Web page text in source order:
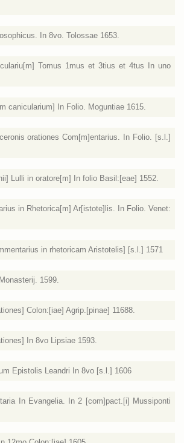
In 8vo. Tolossae 1653.
Tomus 1mus et 3tius et 4tus In uno
canicularium] In Folio. Moguntiae 1615.
orationes Com[m]entarius. In Folio. [s.l.]
Lulli in oratore[m] In folio Basil:[eae] 1552.
in Rhetorica[m] Ar[istote]lis. In Folio. Venet:
in rhetoricam Aristotelis] [s.l.] 1571
1599.
Colon:[iae] Agrip.[pinae] 11688.
In 8vo Lipsiae 1593.
Epistolis Leandri In 8vo [s.l.] 1606
In Evangelia. In 2 [com]pact.[i] Mussiponti